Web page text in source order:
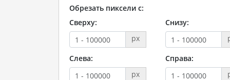
Обрезать пиксели с:
Сверху:
px
Снизу:
Слева:
px
Справа: